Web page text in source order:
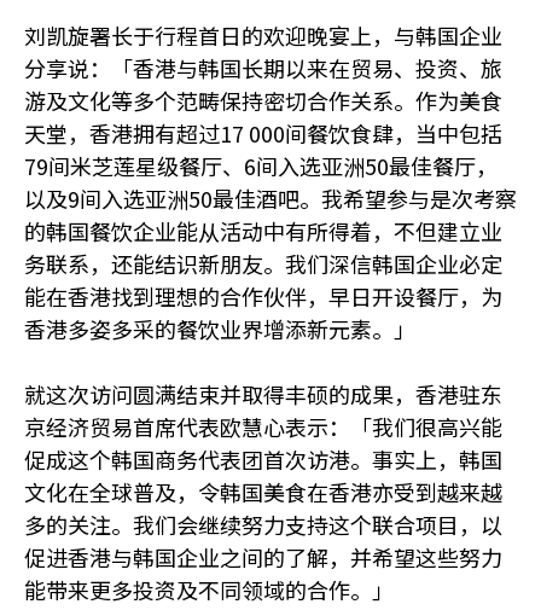
刘凯旋署长于行程首日的欢迎晚宴上，与韩国企业
分享说：「香港与韩国长期以来在贸易、投资、旅
游及文化等多个范畴保持密切合作关系。作为美食
天堂，香港拥有超过17 000间餐饮食肆，当中包括
79间米芝莲星级餐厅、6间入选亚洲50最佳餐厅，
以及9间入选亚洲50最佳酒吧。我希望参与是次考察
的韩国餐饮企业能从活动中有所得着，不但建立业
务联系，还能结识新朋友。我们深信韩国企业必定
能在香港找到理想的合作伙伴，早日开设餐厅，为
香港多姿多采的餐饮业界增添新元素。」
就这次访问圆满结束并取得丰硕的成果，香港驻东
京经济贸易首席代表欧慧心表示：「我们很高兴能
促成这个韩国商务代表团首次访港。事实上，韩国
文化在全球普及，令韩国美食在香港亦受到越来越
多的关注。我们会继续努力支持这个联合项目，以
促进香港与韩国企业之间的了解，并希望这些努力
能带来更多投资及不同领域的合作。」